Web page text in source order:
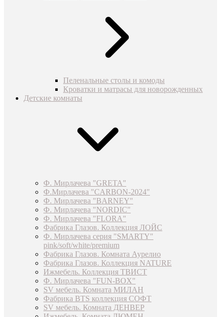
Пеленальные столы и комоды
Кроватки и матрасы для новорожденных
Детские комнаты
Ф. Мирлачева "GRETA"
Ф.Мирлачева "CARBON-2024"
Ф. Мирлачева "BARNEY"
Ф. Мирлачева "NORDIC"
Ф. Мирлачева "FLORA"
Фабрика Глазов. Коллекция ЛОЙС
Ф. Мирлачева серия "SMARTY"
pink/soft/white/premium
Фабрика Глазов. Комната Аурелио
Фабрика Глазов. Коллекция NATURE
Ижмебель. Коллекция ТВИСТ
Ф. Мирлачева "FUN-BOX"
SV мебель. Комната МИЛАН
Фабрика BTS коллекция СОФТ
SV мебель. Комната ДЕНВЕР